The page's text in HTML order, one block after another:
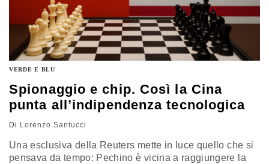
VERDE E BLU
Spionaggio e chip. Così la Cina
punta all’indipendenza tecnologica
Di Lorenzo Santucci
Una esclusiva della Reuters mette in luce quello che si
pensava da tempo: Pechino è vicina a raggiungere la